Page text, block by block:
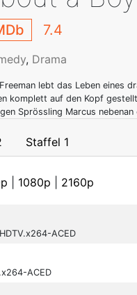
7.4
, Drama
lebt das Leben eines
komplett auf den Kopf
Sprössling Marcus
Staffel 1
1080p 2160p
ACED
ACED